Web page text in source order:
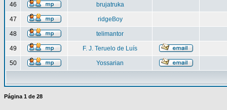
46 brujatruka
47 ridgeBoy
48 telimantor
49 F. J. Teruelo de Luís
50 Yossarian
Página 1 de 28